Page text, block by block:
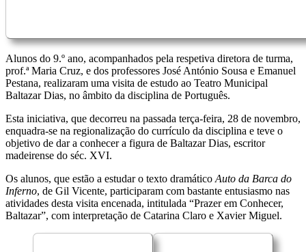
Alunos do 9.º ano, acompanhados pela respetiva diretora de turma,
prof.ª Maria Cruz, e dos professores José António Sousa e Emanuel
Pestana, realizaram uma visita de estudo ao Teatro Municipal
Baltazar Dias, no âmbito da disciplina de Português.
Esta iniciativa, que decorreu na passada terça-feira, 28 de novembro,
enquadra-se na regionalização do currículo da disciplina e teve o
objetivo de dar a conhecer a figura de Baltazar Dias, escritor
madeirense do séc. XVI.
Os alunos, que estão a estudar o texto dramático Auto da Barca do
Inferno, de Gil Vicente, participaram com bastante entusiasmo nas
atividades desta visita encenada, intitulada “Prazer em Conhecer,
Baltazar”, com interpretação de Catarina Claro e Xavier Miguel.